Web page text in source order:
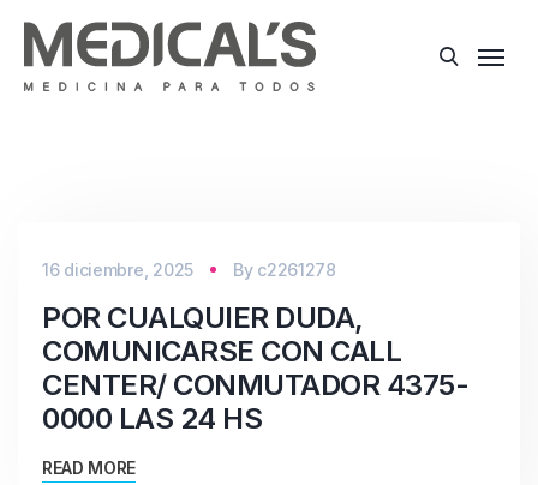
16 diciembre, 2025 By c2261278
POR CUALQUIER DUDA,
COMUNICARSE CON CALL
CENTER/ CONMUTADOR 4375-
0000 LAS 24 HS
READ MORE